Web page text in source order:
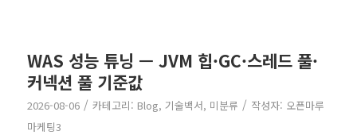
WAS 성능 튜닝 — JVM 힙·GC·스레드 풀·
커넥션 풀 기준값
2026-08-06 / 카테고리: Blog, 기술백서, 미분류 / 작성자: 오픈마루
마케팅3